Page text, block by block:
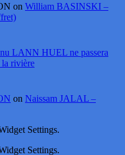
on William BASINSKI –
LANN HUEL ne passera
la rivière
on Naissam JALAL –
Settings.
Settings.